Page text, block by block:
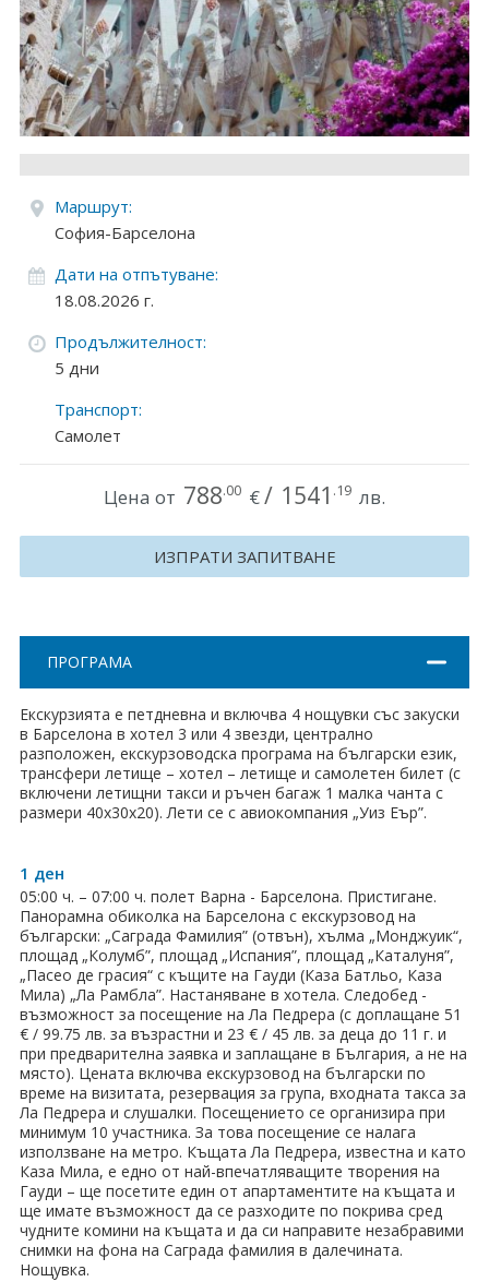
Круизи
Уикенд програми
ДЕСТИНАЦИИ
Чехия
Тунис
Китай
Румъния
Албания
Австрия
Турция
Унгария
Франция
Швеция
ПРАЗНИЦИ
Празници в България
Предколедни
Нова година
Великден 2026
ЕКЗОТИКА
Екзотични почивки
Маршрут:
София-Барселона
Дати на отпътуване:
18.08.2026 г.
Продължителност:
5 дни
Транспорт:
Самолет
Цена от 788.00 €/ 1541 .19 лв.
ИЗПРАТИ ЗАПИТВАНЕ
ПРОГРАМА
Екскурзията е петдневна и включва 4 нощувки със закуски
в Барселона в хотел 3 или 4 звезди, централно
разположен, екскурзоводска програма на български език,
трансфери летище – хотел – летище и самолетен билет (с
включени летищни такси и ръчен багаж 1 малка чанта с
размери 40х30х20). Лети се с авиокомпания „Уиз Еър”.
1 ден
05:00 ч. – 07:00 ч. полет Варна - Барселона. Пристигане.
Панорамна обиколка на Барселона с екскурзовод на
български: „Саграда Фамилия” (отвън), хълма „Монджуик“,
площад „Колумб”, площад „Испания”, площад „Каталуня”,
„Пасео де грасия“ с къщите на Гауди (Каза Батльо, Каза
Мила) „Ла Рамбла”. Настаняване в хотела. Следобед -
възможност за посещение на Ла Педрера (с доплащане 51
€ / 99.75 лв. за възрастни и 23 € / 45 лв. за деца до 11 г. и
при предварителна заявка и заплащане в България, а не на
място). Цената включва екскурзовод на български по
време на визитата, резервация за група, входната такса за
Ла Педрера и слушалки. Посещението се организира при
минимум 10 участника. За това посещение се налага
използване на метро. Къщата Ла Педрера, известна и като
Каза Мила, е едно от най-впечатляващите творения на
Гауди – ще посетите един от апартаментите на къщата и
ще имате възможност да се разходите по покрива сред
чудните комини на къщата и да си направите незабравими
снимки на фона на Саграда фамилия в далечината.
Нощувка.